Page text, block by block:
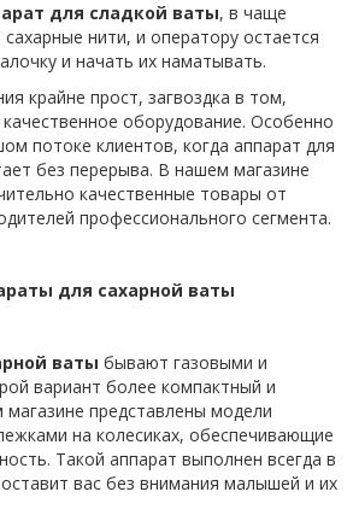
для сладкой ваты, в чаще
нити, и оператору остается
и начать их наматывать.
крайне прост, загвоздка в том,
оборудование. Особенно
потоке клиентов, когда аппарат для
без перерыва. В нашем магазине
качественные товары от
профессионального сегмента.
для сахарной ваты
ваты бывают газовыми и
вариант более компактный и
представлены модели
на колесиках, обеспечивающие
Такой аппарат выполнен всегда в
вас без внимания малышей и их